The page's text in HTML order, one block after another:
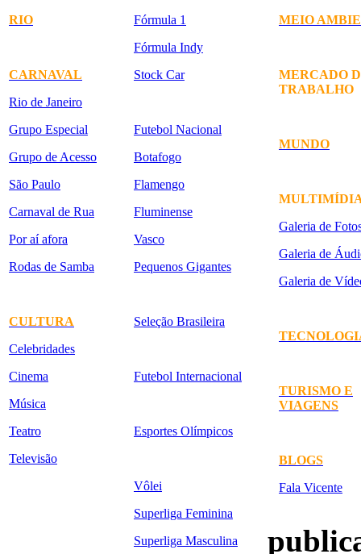
RIO
CARNAVAL
Rio de Janeiro
Grupo Especial
Grupo de Acesso
São Paulo
Carnaval de Rua
Por aí afora
Rodas de Samba
CULTURA
Celebridades
Cinema
Música
Teatro
Televisão
Fórmula 1
Fórmula Indy
Stock Car
Futebol Nacional
Botafogo
Flamengo
Fluminense
Vasco
Pequenos Gigantes
Seleção Brasileira
Futebol Internacional
Esportes Olímpicos
Vôlei
Superliga Feminina
Superliga Masculina
MEIO
MERCADO
TRABALHO
MUNDO
Galeria de
Galeria de
Galeria de
TURISMO E
VIAGENS
BLOGS
Fala Vicente